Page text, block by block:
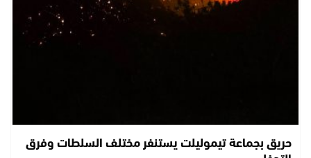
حريق بجماعة تيموليلت يستنفر مختلف السلطات وفرق